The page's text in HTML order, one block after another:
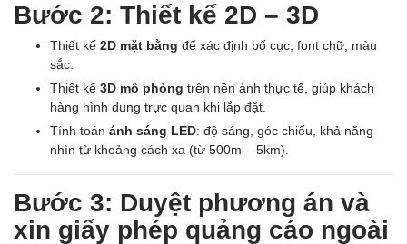
Bước 2: Thiết kế 2D – 3D
Thiết kế 2D mặt bằng để xác định bố cục, font chữ, màu
sắc.
Thiết kế 3D mô phỏng trên nền ảnh thực tế, giúp khách
hàng hình dung trực quan khi lắp đặt.
Tính toán ánh sáng LED: độ sáng, góc chiếu, khả năng
nhìn từ khoảng cách xa (từ 500m – 5km).
Bước 3: Duyệt phương án và
xin giấy phép quảng cáo ngoài